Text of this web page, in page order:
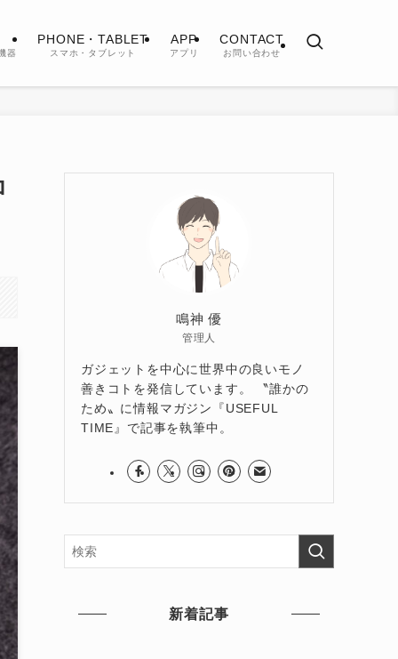
器
PHONE・TABLET
スマホ・タブレット
APP
アプリ
CONTACT
お問い合わせ
鳴神 優
管理人
ガジェットを中心に世界中の良いモノ
善きコトを発信しています。 〝誰かの
ため〟に情報マガジン『USEFUL
TIME』で記事を執筆中。
新着記事